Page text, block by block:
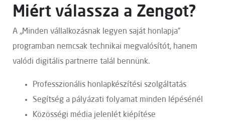
Miért válassza a Zengot?
A „Minden vállalkozásnak legyen saját honlapja”
programban nemcsak technikai megvalósítót, hanem
valódi digitális partnerre talál bennünk.
Professzionális honlapkészítési szolgáltatás
Segítség a pályázati folyamat minden lépésénél
Közösségi média jelenlét kiépítése